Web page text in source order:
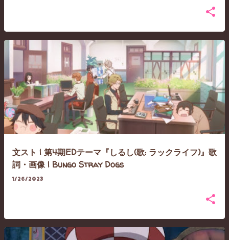
文スト | 第4期EDテーマ『しるし(歌: ラックライフ)』歌
詞・画像 | Bungo Stray Dogs
1/26/2023